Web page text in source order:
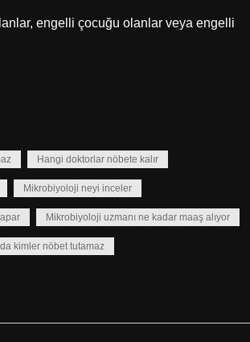
engelli çocuğu olanlar veya engelli
Hangi doktorlar nöbete kalır
Mikrobiyoloji neyi inceler
Mikrobiyoloji uzmanı ne kadar maaş alıyor
kimler nöbet tutamaz